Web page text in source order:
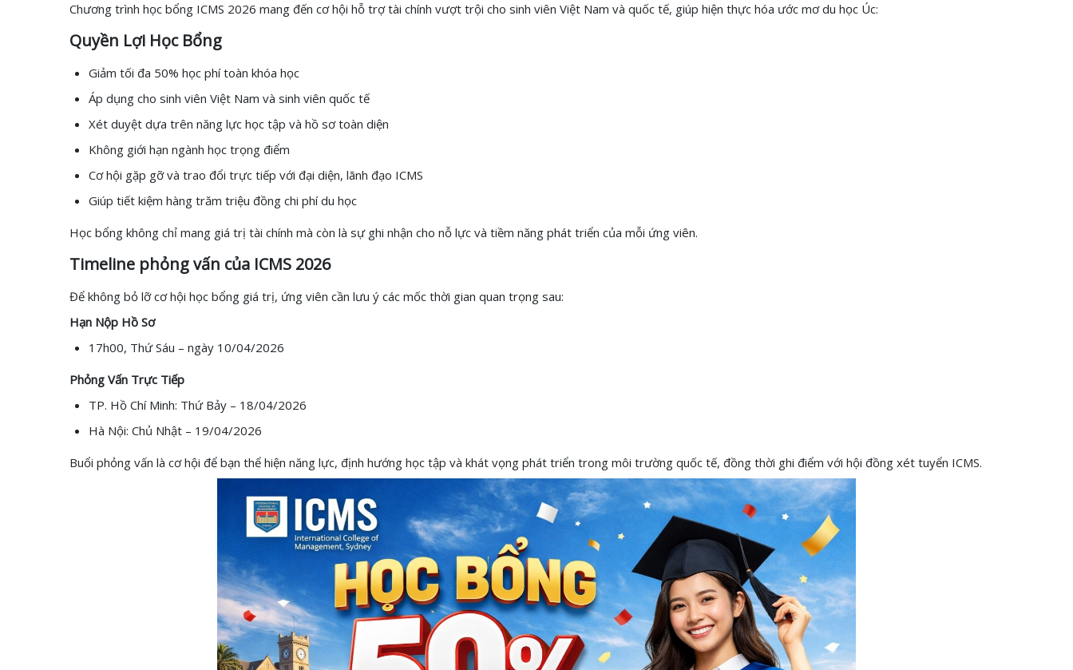
Chương trình học bổng ICMS 2026 mang đến cơ hội hỗ trợ tài chính vượt trội cho sinh viên Việt Nam và quốc tế, giúp hiện thực hóa ước mơ du học Úc:
Quyền Lợi Học Bổng
Giảm tối đa 50% học phí toàn khóa học
Áp dụng cho sinh viên Việt Nam và sinh viên quốc tế
Xét duyệt dựa trên năng lực học tập và hồ sơ toàn diện
Không giới hạn ngành học trọng điểm
Cơ hội gặp gỡ và trao đổi trực tiếp với đại diện, lãnh đạo ICMS
Giúp tiết kiệm hàng trăm triệu đồng chi phí du học
Học bổng không chỉ mang giá trị tài chính mà còn là sự ghi nhận cho nỗ lực và tiềm năng phát triển của mỗi ứng viên.
Timeline phỏng vấn của ICMS 2026
Để không bỏ lỡ cơ hội học bổng giá trị, ứng viên cần lưu ý các mốc thời gian quan trọng sau:
Hạn Nộp Hồ Sơ
17h00, Thứ Sáu – ngày 10/04/2026
Phỏng Vấn Trực Tiếp
TP. Hồ Chí Minh: Thứ Bảy – 18/04/2026
Hà Nội: Chủ Nhật – 19/04/2026
Buổi phỏng vấn là cơ hội để bạn thể hiện năng lực, định hướng học tập và khát vọng phát triển trong môi trường quốc tế, đồng thời ghi điểm với hội đồng xét tuyển ICMS.